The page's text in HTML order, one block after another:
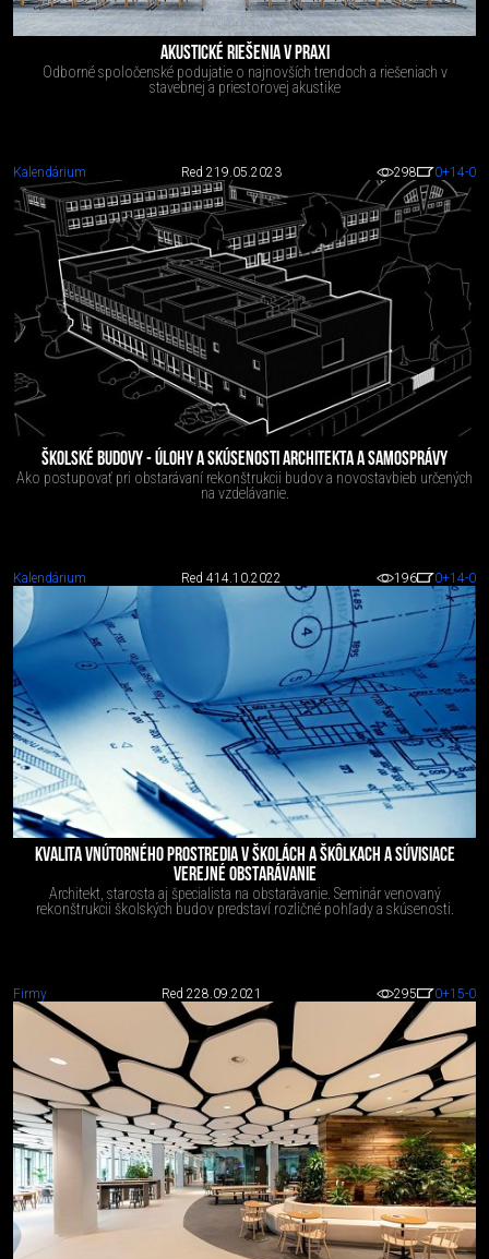
AKUSTICKÉ RIEŠENIA V PRAXI
Odborné spoločenské podujatie o najnovších trendoch a riešeniach v
stavebnej a priestorovej akustike
Kalendárium Red 219.05.2023 298 0+14-0
ŠKOLSKÉ BUDOVY - ÚLOHY A SKÚSENOSTI ARCHITEKTA A SAMOSPRÁVY
Ako postupovať pri obstarávaní rekonštrukcii budov a novostavbieb určených
na vzdelávanie.
Kalendárium Red 414.10.2022 196 0+14-0
KVALITA VNÚTORNÉHO PROSTREDIA V ŠKOLÁCH A ŠKÔLKACH A SÚVISIACE
VEREJNÉ OBSTARÁVANIE
Architekt, starosta aj špecialista na obstarávanie. Seminár venovaný
rekonštrukcii školských budov predstaví rozličné pohľady a skúsenosti.
Firmy Red 228.09.2021 295 0+15-0